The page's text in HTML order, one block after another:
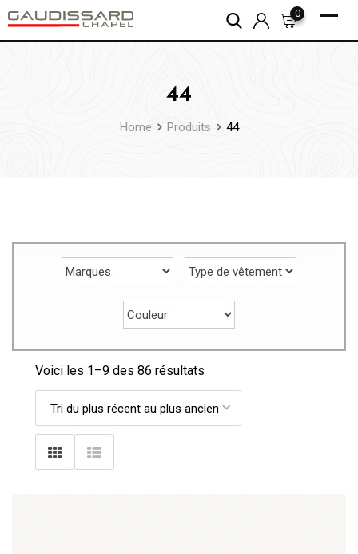
Skip
to
0
44
Home Produits 44
Voici les 1–9 des 86 résultats